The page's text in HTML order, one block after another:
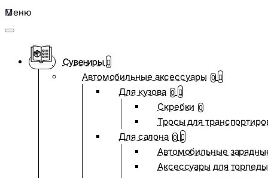
Меню
Сувениры
Автомобильные аксессуары 0
Для кузова 0
Скребки 0
Тросы для
Для салона 0
Автомобильные
Аксессуары для